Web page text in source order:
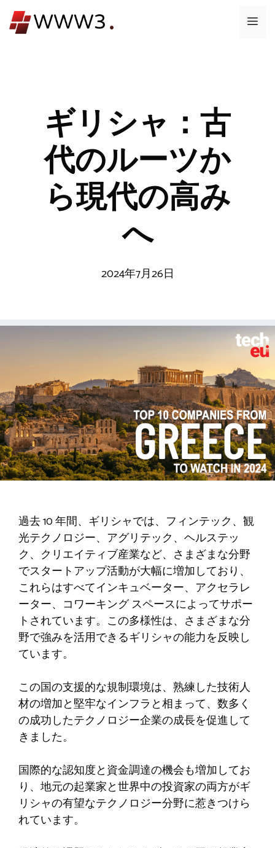
ン
メ
ギリシャ：古
代のルーツか
ら現代の高み
へ
2024年7月26日
過去 10 年間、ギリシャでは、フィンテック、観
光テクノロジー、アグリテック、ヘルステッ
ク、クリエイティブ産業など、さまざまな分野
でスタートアップ活動が大幅に増加しており、
これらはすべてインキュベーター、アクセラレ
ーター、コワーキング スペースによってサポー
トされています。この多様性は、さまざまな分
野で強みを活用できるギリシャの能力を反映し
ています。
この国の支援的な規制環境は、熟練した技術人
材の増加と堅牢なインフラと相まって、数多く
の成功したテクノロジー企業の成長を促進して
きました。
国際的な認知度と資金調達の機会も増加してお
り、地元の起業家と世界中の投資家の両方がギ
リシャの有望なテクノロジー分野に惹きつけら
れています。